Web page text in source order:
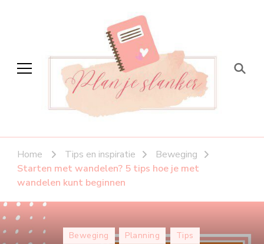
Plan je slanker
Home Tips en inspiratie
Beweging
Starten met wandelen? 5 tips hoe je met
wandelen kunt beginnen
Beweging Planning Tips